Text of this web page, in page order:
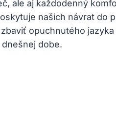
ale ⁤aj každodenný
našich návrat do
opuchnutého
dobe.